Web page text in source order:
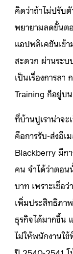
คิดว่าถ้าไม่ปรับ
พยายามลดขั้นต
แอปพลิเคชันเข้
สะดวก ผ่านระบ
เป็นเรื่องการล
Training ก็อยู่บ
ที่บ้านปูเราน่าจ
คือการรับ-ส่งอีเ
Blackberry มีก
คน จำได้ว่าตอ
บาท เพราะเชื่อว่
เพิ่มประสิทธิภา
ธุรกิจได้มากขึ้น
ไม่ให้พนักงานใ